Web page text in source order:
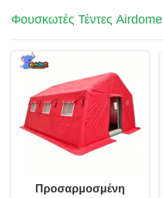
Φουσκωτές Τέντες Airdome
Προσαρμοσμένη